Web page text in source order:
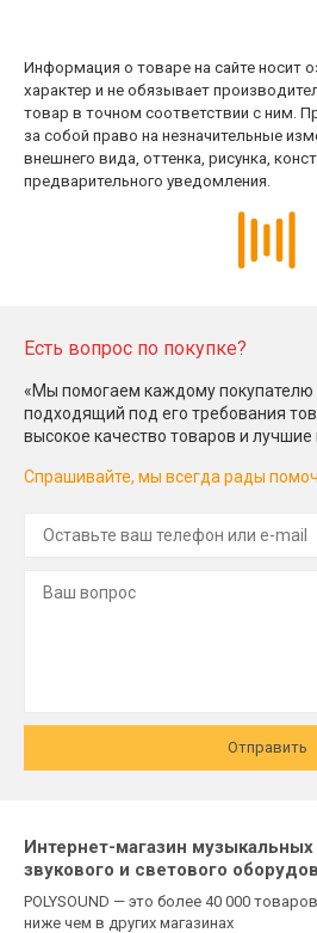
Информация о товаре на сайте носит
характер и не обязывает
товар в точном соответствии с ним.
за собой право на незначительные
внешнего вида, оттенка, рисунка,
предварительного уведомления.
Есть вопрос по покупке?
«Мы помогаем каждому покупателю
подходящий под его требования
высокое качество товаров и лучшие
Спрашивайте, мы всегда рады
Отправить
Интернет-магазин
звукового и светового
POLYSOUND — это более 40 000
ниже чем в других магазинах